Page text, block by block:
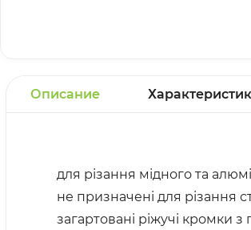
Описание
для різання мідного та
не призначені для різання
загартовані ріжучі кромки